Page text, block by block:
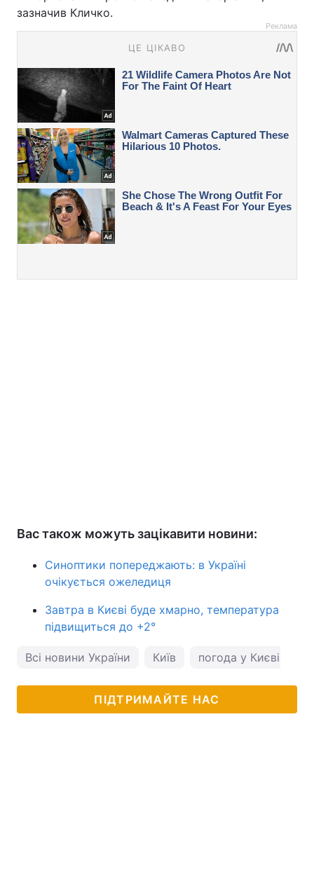
зазначив Кличко.
Реклама
Вас також можуть зацікавити новини:
Синоптики попереджають: в Україні
очікується ожеледиця
Завтра в Києві буде хмарно, температура
підвищиться до +2°
Всі новини України Київ погода у Києві
ПІДТРИМАЙТЕ НАС